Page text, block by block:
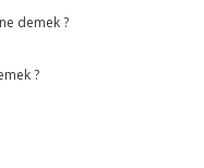
demek ?
?